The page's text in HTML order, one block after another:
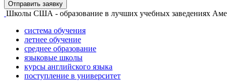
Отправить заявку
Школы США - образование в лучших учебных заведениях
система обучения
летнее обучение
среднее образование
языковые школы
курсы английского языка
поступление в университет